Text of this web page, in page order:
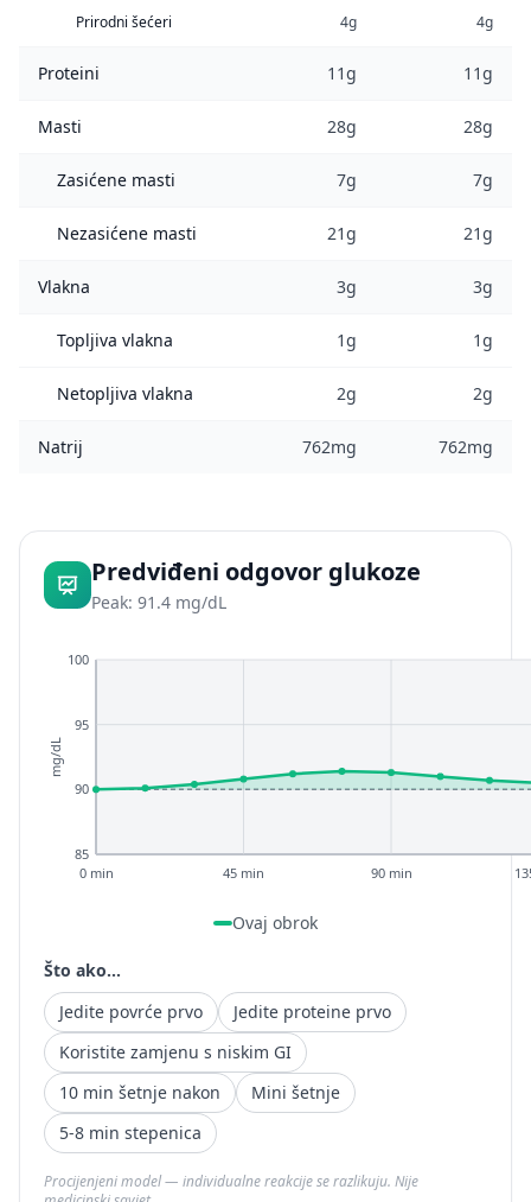
Prirodni šećeri 4g 4g
Proteini 11g 11g
Masti 28g 28g
Zasićene masti 7g 7g
Nezasićene masti 21g 21g
Vlakna 3g 3g
Topljiva vlakna 1g 1g
Netopljiva vlakna 2g 2g
Natrij 762mg 762mg
Predviđeni odgovor glukoze
Peak: 91.4 mg/dL
85
90
95
100
0 min 45 min 90 min
mg/dL
Ovaj obrok
Što ako...
Jedite povrće prvo
Jedite proteine prvo
Koristite zamjenu s niskim GI
10 min šetnje nakon
Mini šetnje
5-8 min stepenica
Procijenjeni model — individualne reakcije se razlikuju. Nije